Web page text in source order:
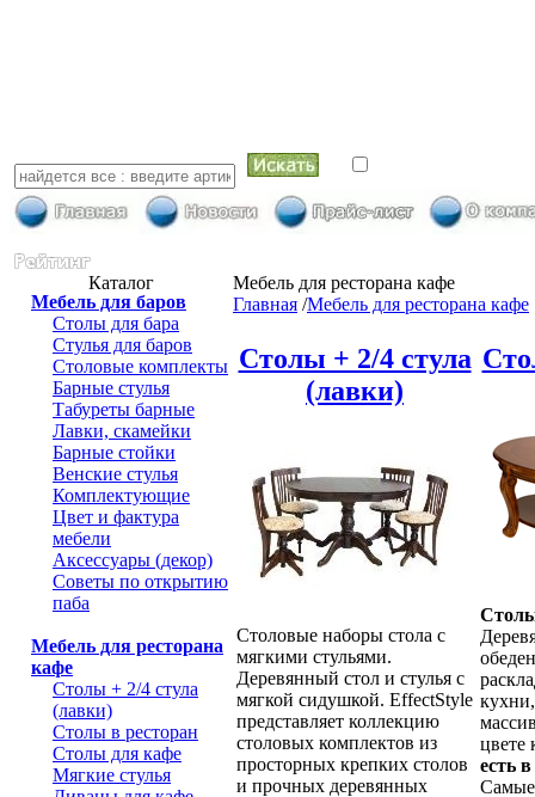
Каталог
Мебель для баров
Столы для бара
Стулья для баров
Столовые комплекты
Барные стулья
Табуреты барные
Лавки, скамейки
Барные стойки
Венские стулья
Комплектующие
Цвет и фактура
мебели
Аксессуары (декор)
Советы по открытию
паба
Мебель для ресторана
кафе
Столы + 2/4 стула
(лавки)
Столы в ресторан
Столы для кафе
Мягкие стулья
Мебель для ресторана кафе
Главная /Мебель для ресторана кафе
Столы + 2/4 стула
(лавки)
Столовые наборы стола с
мягкими стульями.
Деревянный стол и стулья с
мягкой сидушкой. EffectStyle
представляет коллекцию
столовых комплектов из
просторных крепких столов
и прочных деревянных
цвете
есть
Самые